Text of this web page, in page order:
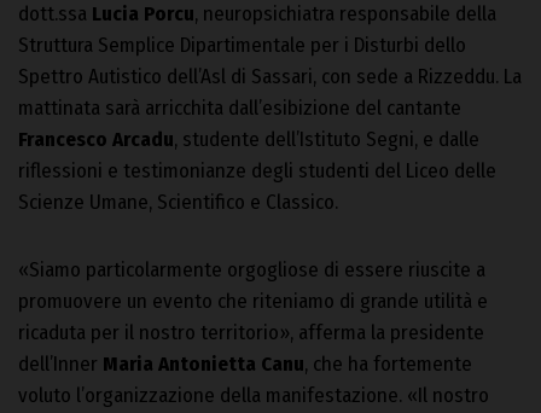
dott.ssa Lucia Porcu, neuropsichiatra responsabile della
Struttura Semplice Dipartimentale per i Disturbi dello
Spettro Autistico dell’Asl di Sassari, con sede a Rizzeddu. La
mattinata sarà arricchita dall’esibizione del cantante
Francesco Arcadu, studente dell’Istituto Segni, e dalle
riflessioni e testimonianze degli studenti del Liceo delle
Scienze Umane, Scientifico e Classico.
«Siamo particolarmente orgogliose di essere riuscite a
promuovere un evento che riteniamo di grande utilità e
ricaduta per il nostro territorio», afferma la presidente
dell’Inner Maria Antonietta Canu, che ha fortemente
voluto l’organizzazione della manifestazione. «Il nostro